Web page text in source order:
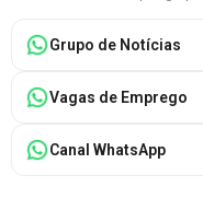
Grupo de Notícias
Vagas de Emprego
Canal WhatsApp